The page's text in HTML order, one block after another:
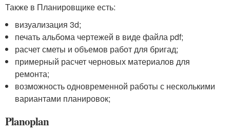
Также в Планировщике есть:
визуализация 3d;
печать альбома чертежей в виде файла pdf;
расчет сметы и объемов работ для бригад;
примерный расчет черновых материалов для
ремонта;
возможность одновременной работы с несколькими
вариантами планировок;
Planoplan